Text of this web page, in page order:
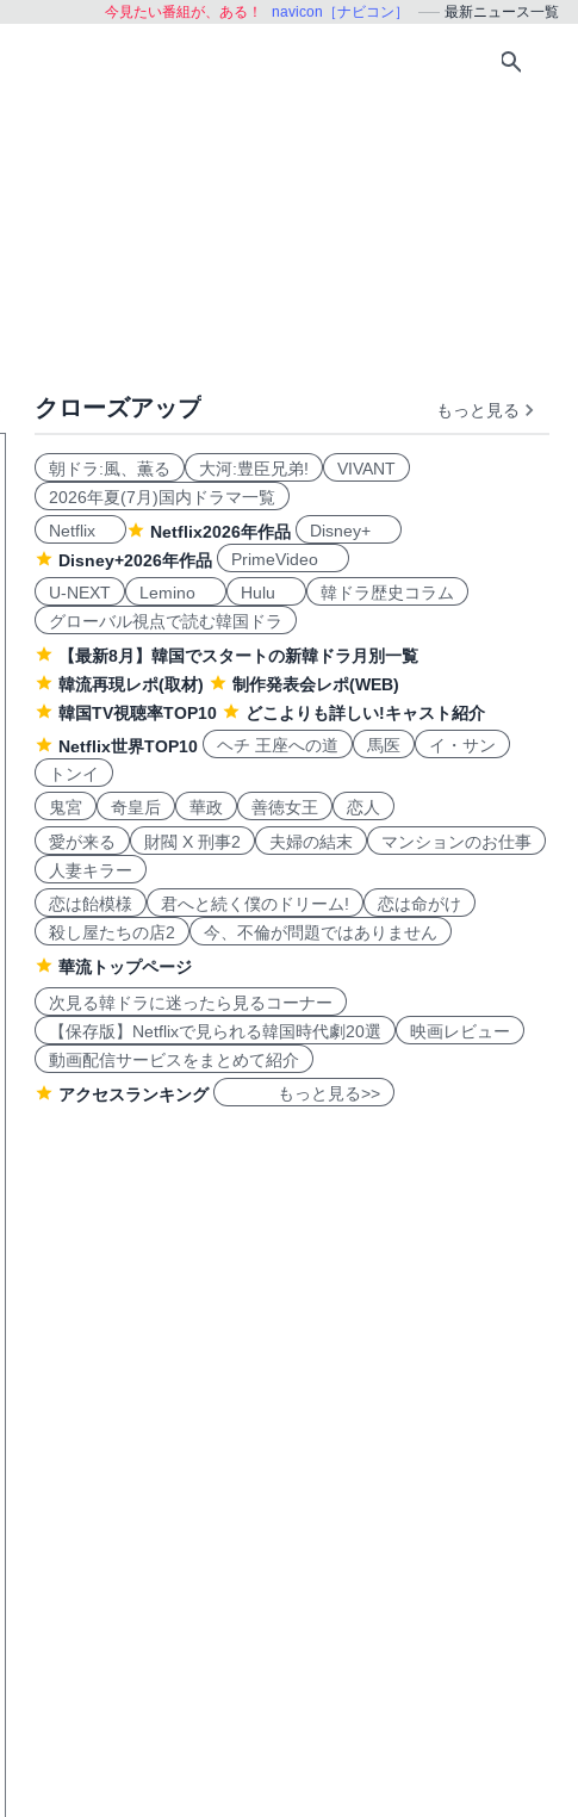
今見たい番組が、ある！ navicon［ナビコン］ 最新ニュース一覧
クローズアップ もっと見る
朝ドラ:風、薫る 大河:豊臣兄弟!
VIVANT
2026年夏(7月)国内ドラマ一覧
Netflix
Netflix2026年作品
Disney+
Disney+2026年作品
PrimeVideo
U-NEXT
Lemino Hulu
韓ドラ歴史コラム
グローバル視点で読む韓国ドラ
【最新8月】韓国でスタートの新韓ドラ月別一覧
韓流再現レポ(取材)
制作発表会レポ(WEB)
韓国TV視聴率TOP10
どこよりも詳しい!キャスト紹介
Netflix世界TOP10
ヘチ 王座への道 馬医
イ・サン
トンイ
鬼宮
奇皇后 華政 善徳女王
恋人
愛が来る
財閥 X 刑事2 夫婦の結末
マンションのお仕事
人妻キラー
恋は飴模様
君へと続く僕のドリーム!
恋は命がけ
殺し屋たちの店2
今、不倫が問題ではありません
華流トップページ
次見る韓ドラに迷ったら見るコーナー
【保存版】Netflixで見られる韓国時代劇20選
映画レビュー
動画配信サービスをまとめて紹介
アクセスランキング
もっと見る>>